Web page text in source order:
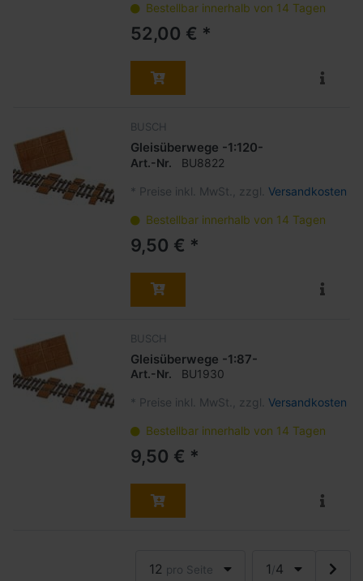
Bestellbar innerhalb von 14 Tagen
52,00 € *
BUSCH
Gleisüberwege -1:120-
Art.-Nr. BU8822
* Preise inkl. MwSt., zzgl. Versandkosten
Bestellbar innerhalb von 14 Tagen
9,50 € *
BUSCH
Gleisüberwege -1:87-
Art.-Nr. BU1930
* Preise inkl. MwSt., zzgl. Versandkosten
Bestellbar innerhalb von 14 Tagen
9,50 € *
12 pro Seite 1/4